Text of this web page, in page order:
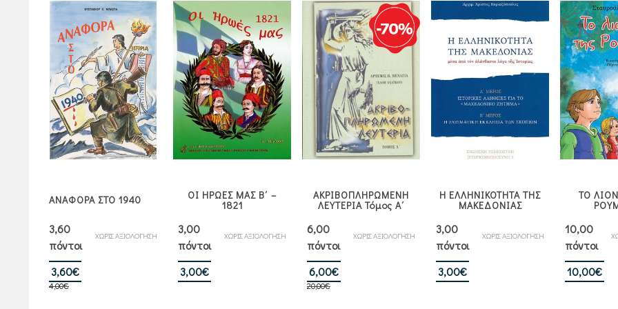
ΑΝΑΦΟΡΑ ΣΤΟ 1940
ΧΩΡΙΣ ΑΞΙΟΛΟΓΗΣΗ
3,60
πόντοι
4,00€
3,60€
ΟΙ ΗΡΩΕΣ ΜΑΣ Β΄ –
1821
ΧΩΡΙΣ ΑΞΙΟΛΟΓΗΣΗ
3,00
πόντοι
3,00€
ΑΚΡΙΒΟΠΛΗΡΩΜΕΝΗ
ΛΕΥΤΕΡΙΑ Τόμος Α΄
ΧΩΡΙΣ ΑΞΙΟΛΟΓΗΣΗ
6,00
πόντοι
20,00€
6,00€
Η ΕΛΛΗΝΙΚΟΤΗΤΑ ΤΗΣ
ΜΑΚΕΔΟΝΙΑΣ
ΧΩΡΙΣ ΑΞΙΟΛΟΓΗΣΗ
3,00
πόντοι
3,00€
ΤΟ
10,00
πόντοι
10,00€